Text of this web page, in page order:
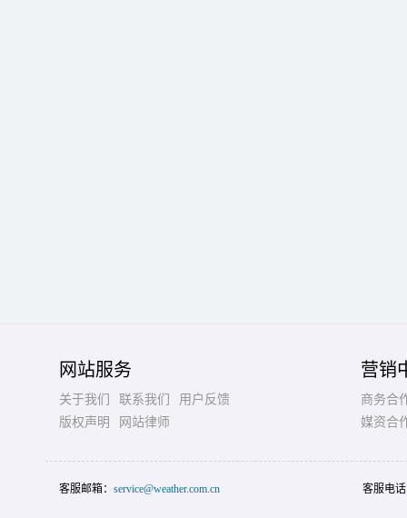
网站服务
关于我们 联系我们
用户反馈
版权声明
网站律师
营销
商务合
媒资合
客服邮箱： service@weather.com.cn 客服电